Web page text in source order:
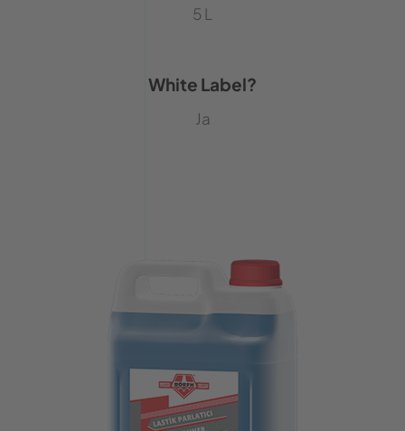
5 L
White Label?
Ja